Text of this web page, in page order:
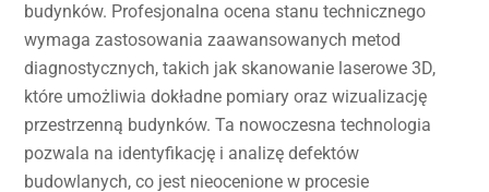
budynków. Profesjonalna ocena stanu technicznego
wymaga zastosowania zaawansowanych metod
diagnostycznych, takich jak skanowanie laserowe 3D,
które umożliwia dokładne pomiary oraz wizualizację
przestrzenną budynków. Ta nowoczesna technologia
pozwala na identyfikację i analizę defektów
budowlanych, co jest nieocenione w procesie